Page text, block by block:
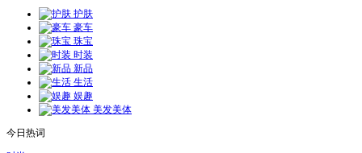
护肤
豪车
珠宝
时装
新品
生活
娱趣
美发美体
今日热词